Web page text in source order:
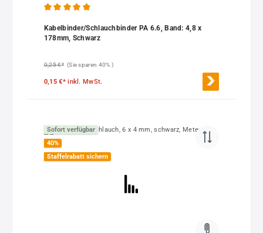
Kabelbinder/Schlauchbinder PA 6.6, Band: 4,8 x
178mm, Schwarz
0,25 €* (Sie sparen 40% )
0,15 €*inkl. MwSt.
Sofort verfügbar
40%
Staffelrabatt sichern